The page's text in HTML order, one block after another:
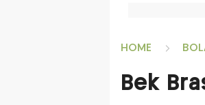
HOME
Bek